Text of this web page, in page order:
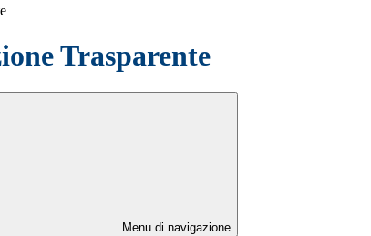
Trasparente
Menu di navigazione